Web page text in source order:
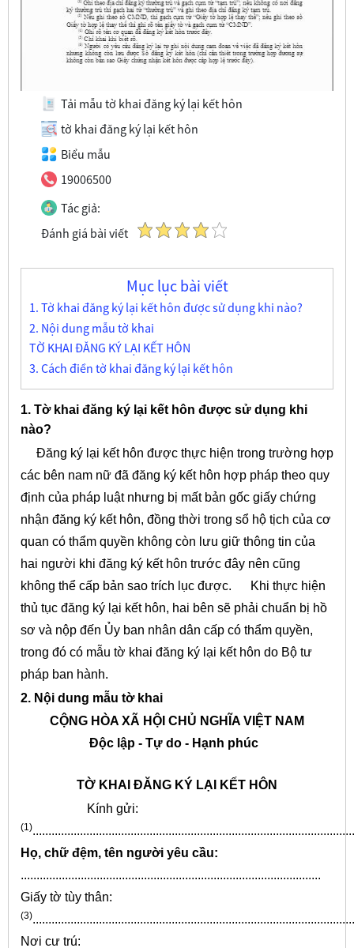
Tải mẫu tờ khai đăng ký lại kết hôn
tờ khai đăng ký lại kết hôn
Biểu mẫu
19006500
Tác giả:
Đánh giá bài viết
Mục lục bài viết
1. Tờ khai đăng ký lại kết hôn được sử dụng khi nào?
2. Nội dung mẫu tờ khai
TỜ KHAI ĐĂNG KÝ LẠI KẾT HÔN
3. Cách điền tờ khai đăng ký lại kết hôn
1. Tờ khai đăng ký lại kết hôn được sử dụng khi
nào?
Đăng ký lại kết hôn được thực hiện trong trường hợp
các bên nam nữ đã đăng ký kết hôn hợp pháp theo quy
định của pháp luật nhưng bị mất bản gốc giấy chứng
nhận đăng ký kết hôn, đồng thời trong sổ hộ tịch của cơ
quan có thẩm quyền không còn lưu giữ thông tin của
hai người khi đăng ký kết hôn trước đây nên cũng
không thể cấp bản sao trích lục được.
Khi thực hiện
thủ tục đăng ký lại kết hôn, hai bên sẽ phải chuẩn bị hồ
sơ và nộp đến Ủy ban nhân dân cấp có thẩm quyền,
trong đó có mẫu tờ khai đăng ký lại kết hôn do Bộ tư
pháp ban hành.
2. Nội dung mẫu tờ khai
CỘNG HÒA XÃ HỘI CHỦ NGHĨA VIỆT NAM
Độc lập - Tự do - Hạnh phúc
TỜ KHAI ĐĂNG KÝ LẠI KẾT HÔN
Kính gửi:
(1)
Họ, chữ đệm, tên người yêu cầu:
...............................................................................................
Giấy tờ tùy thân:
(3)
Nơi cư trú: